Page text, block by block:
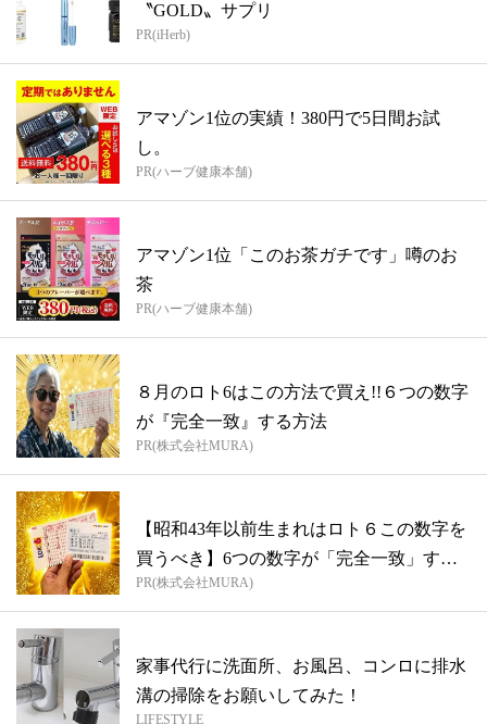
〝GOLD〟サプリ
PR(iHerb)
アマゾン1位の実績！380円で5日間お試
し。
PR(ハーブ健康本舗)
アマゾン1位「このお茶ガチです」噂のお
茶
PR(ハーブ健康本舗)
８月のロト6はこの方法で買え!!６つの数字
が『完全一致』する方法
PR(株式会社MURA)
【昭和43年以前生まれはロト６この数字を
買うべき】6つの数字が「完全一致」する
方...
PR(株式会社MURA)
家事代行に洗面所、お風呂、コンロに排水
溝の掃除をお願いしてみた！
LIFESTYLE